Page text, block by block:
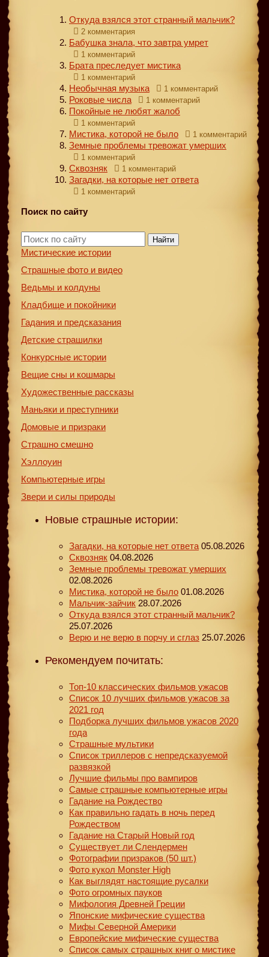
Откуда взялся этот странный мальчик?
2 комментария
Бабушка знала, что завтра умрет
1 комментарий
Брата преследует мистика
1 комментарий
Необычная музыка 1 комментарий
Роковые числа 1 комментарий
Покойные не любят жалоб
1 комментарий
Мистика, которой не было 1 комментарий
Земные проблемы тревожат умерших
1 комментарий
Сквозняк 1 комментарий
Загадки, на которые нет ответа
1 комментарий
Поиск по сайту
Найти
Мистические истории
Страшные фото и видео
Ведьмы и колдуны
Кладбище и покойники
Гадания и предсказания
Детские страшилки
Конкурсные истории
Вещие сны и кошмары
Художественные рассказы
Маньяки и преступники
Домовые и призраки
Страшно смешно
Хэллоуин
Компьютерные игры
Звери и силы природы
Новые страшные истории:
Загадки, на которые нет ответа 05.08.2026
Сквозняк 04.08.2026
Земные проблемы тревожат умерших
02.08.2026
Мистика, которой не было 01.08.2026
Мальчик-зайчик 28.07.2026
Откуда взялся этот странный мальчик?
25.07.2026
Верю и не верю в порчу и сглаз 25.07.2026
Рекомендуем почитать:
Топ-10 классических фильмов ужасов
Список 10 лучших фильмов ужасов за
2021 год
Подборка лучших фильмов ужасов 2020
года
Страшные мультики
Список триллеров с непредсказуемой
развязкой
Лучшие фильмы про вампиров
Самые страшные компьютерные игры
Гадание на Рождество
Как правильно гадать в ночь перед
Рождеством
Гадание на Старый Новый год
Существует ли Слендермен
Фотографии призраков (50 шт.)
Фото кукол Monster High
Как выглядят настоящие русалки
Фото огромных пауков
Мифология Древней Греции
Японские мифические существа
Мифы Северной Америки
Европейские мифические существа
Список самых страшных книг о мистике